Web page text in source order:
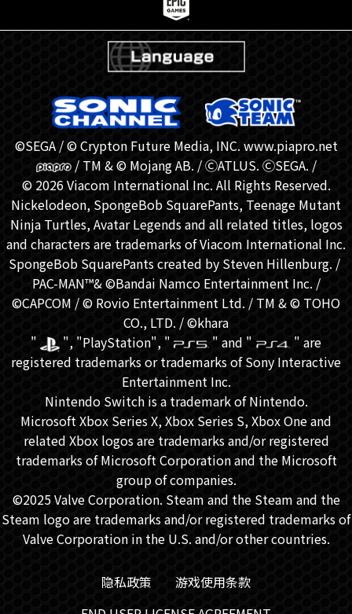
©SEGA / © Crypton Future Media, INC. www.piapro.net
/ TM & © Mojang AB. / ⒸATLUS. ⒸSEGA. /
© 2026 Viacom International Inc. All Rights Reserved.
Nickelodeon, SpongeBob SquarePants, Teenage Mutant
Ninja Turtles, Avatar Legends and all related titles, logos
and characters are trademarks of Viacom International Inc.
SpongeBob SquarePants created by Steven Hillenburg. / ​
PAC-MAN™& ©Bandai Namco Entertainment Inc. /
©CAPCOM / © Rovio Entertainment Ltd. / TM & © TOHO
CO., LTD. / ©khara
"
", "PlayStation", " " and "
" are
registered trademarks or trademarks of Sony Interactive
Entertainment Inc.
Nintendo Switch is a trademark of Nintendo.
Microsoft Xbox Series X, Xbox Series S, Xbox One and
related Xbox logos are trademarks and/or registered
trademarks of Microsoft Corporation and the Microsoft
group of companies.
©2025 Valve Corporation. Steam and the Steam and the
Steam logo are trademarks and/or registered trademarks of
Valve Corporation in the U.S. and/or other countries.
隐私政策
游戏使用条款